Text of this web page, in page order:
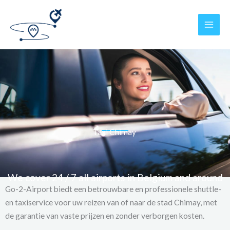
content
We cover 24 / 7 all airports in Belgium and around
Taxi Chimay
Go-2-Airport biedt een betrouwbare en professionele shuttle-
en taxiservice voor uw reizen van of naar de stad Chimay, met
de garantie van vaste prijzen en zonder verborgen kosten.